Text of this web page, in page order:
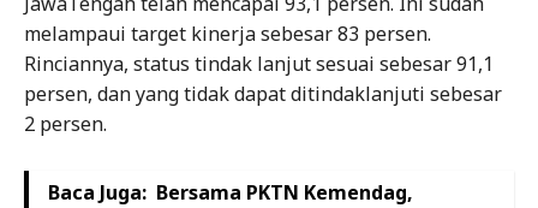
melampaui target kinerja sebesar 83 persen.
Rinciannya, status tindak lanjut sesuai sebesar 91,1
persen, dan yang tidak dapat ditindaklanjuti sebesar
2 persen.
Baca Juga: Bersama PKTN Kemendag,